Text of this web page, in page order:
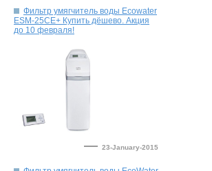
Фильтр умягчитель воды Ecowater
ESM-25CE+ Купить дёшево. Акция
— 23-January-2015